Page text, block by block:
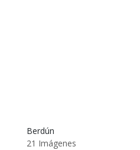
Berdún
21 Imágenes